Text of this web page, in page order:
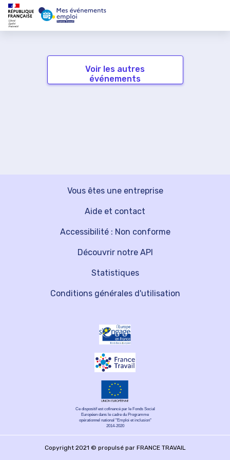
Voir les autres
événements
Vous êtes une entreprise
Découvrir notre API
Aide et contact
Statistiques
Accessibilité : Non conforme
Conditions générales d'utilisation
Ce dispositif est cofinancé par le Fonds Social
Européen dans le cadre du Programme
opérationnel national "Emploi et inclusion"
2014-2020
Copyright 2021 © propulsé par FRANCE TRAVAIL